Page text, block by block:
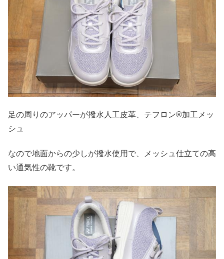
足の周りのアッパーが撥水人工皮革、テフロン®加工メッ
シュ
なので地面からの少しが撥水使用で、メッシュ仕立ての高
い通気性の靴です。